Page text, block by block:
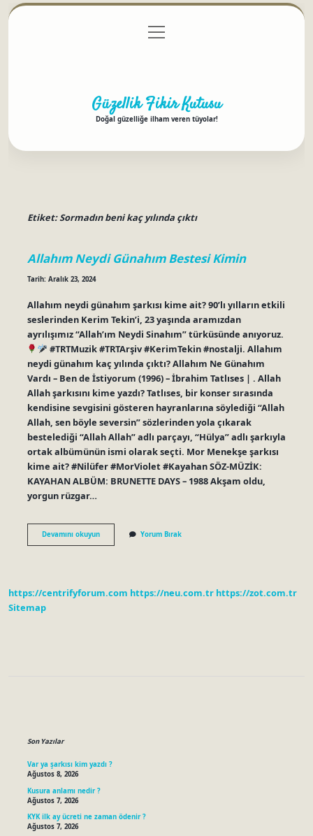
Gizlilik Politikası
menüyü
aç
Güzellik Fikir Kutusu
Doğal güzelliğe ilham veren tüyolar!
Etiket:Sormadın beni kaç yılında çıktı
Allahım Neydi Günahım Bestesi Kimin
Tarih: Aralık 23, 2024
Allahım neydi günahım şarkısı kime ait? 90’lı yılların etkili
seslerinden Kerim Tekin’i, 23 yaşında aramızdan
ayrılışımız “Allah’ım Neydi Sinahım” türküsünde anıyoruz.
#TRTMuzik #TRTArşiv #KerimTekin #nostalji. Allahım
neydi günahım kaç yılında çıktı? Allahım Ne Günahım
Vardı – Ben de İstiyorum (1996) – İbrahim Tatlıses | . Allah
Allah şarkısını kime yazdı? Tatlıses, bir konser sırasında
kendisine sevgisini gösteren hayranlarına söylediği “Allah
Allah, sen böyle seversin” sözlerinden yola çıkarak
bestelediği “Allah Allah” adlı parçayı, “Hülya” adlı şarkıyla
ortak albümünün ismi olarak seçti. Mor Menekşe şarkısı
kime ait? #Nilüfer #MorViolet #Kayahan SÖZ-MÜZİK:
KAYAHAN ALBÜM: BRUNETTE DAYS – 1988 Akşam oldu,
yorgun rüzgar…
Devamını okuyunAllahım
Neydi
Yorum Bırak
https://centrifyforum.com https://neu.com.tr https://zot.com.tr
Sitemap
Son Yazılar
Var ya şarkısı kim yazdı ?
Ağustos 8, 2026
Kusura anlamı nedir ?
Ağustos 7, 2026
KYK ilk ay ücreti ne zaman ödenir ?
Ağustos 7, 2026